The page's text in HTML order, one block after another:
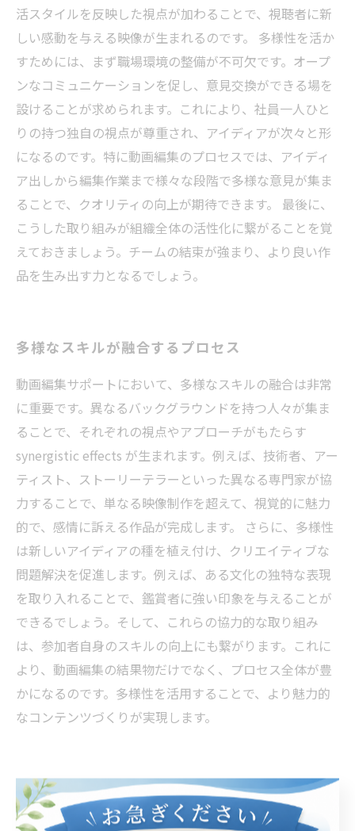
活スタイルを反映した視点が加わることで、視聴者に新
しい感動を与える映像が生まれるのです。 多様性を活か
すためには、まず職場環境の整備が不可欠です。オープ
ンなコミュニケーションを促し、意見交換ができる場を
設けることが求められます。これにより、社員一人ひと
りの持つ独自の視点が尊重され、アイディアが次々と形
になるのです。特に動画編集のプロセスでは、アイディ
ア出しから編集作業まで様々な段階で多様な意見が集ま
ることで、クオリティの向上が期待できます。 最後に、
こうした取り組みが組織全体の活性化に繋がることを覚
えておきましょう。チームの結束が強まり、より良い作
品を生み出す力となるでしょう。
多様なスキルが融合するプロセス
動画編集サポートにおいて、多様なスキルの融合は非常
に重要です。異なるバックグラウンドを持つ人々が集ま
ることで、それぞれの視点やアプローチがもたらす
synergistic effects が生まれます。例えば、技術者、アー
ティスト、ストーリーテラーといった異なる専門家が協
力することで、単なる映像制作を超えて、視覚的に魅力
的で、感情に訴える作品が完成します。 さらに、多様性
は新しいアイディアの種を植え付け、クリエイティブな
問題解決を促進します。例えば、ある文化の独特な表現
を取り入れることで、鑑賞者に強い印象を与えることが
できるでしょう。そして、これらの協力的な取り組み
は、参加者自身のスキルの向上にも繋がります。これに
より、動画編集の結果物だけでなく、プロセス全体が豊
かになるのです。多様性を活用することで、より魅力的
なコンテンツづくりが実現します。
新たな視野を開く動画編集の力
動画編集は技術的なスキルだけでなく、創造的な表現力